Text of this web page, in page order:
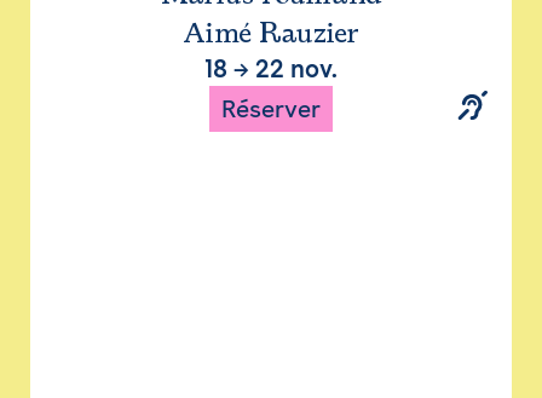
Aimé Rauzier
18 → 22 nov.
Réserver